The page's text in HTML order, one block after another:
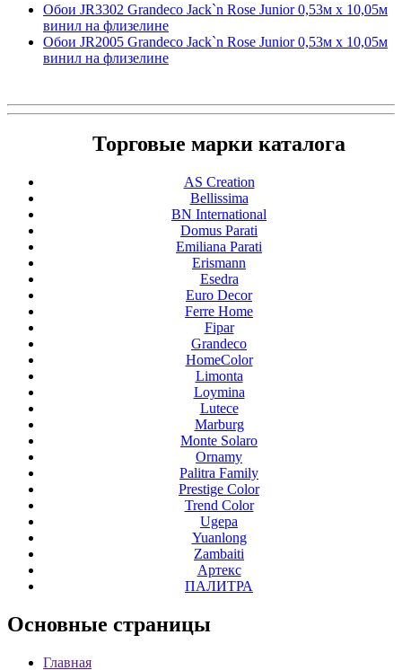
Обои JR3302 Grandeco Jack`n Rose Junior 0,53м x 10,05м
винил на флизелине
Обои JR2005 Grandeco Jack`n Rose Junior 0,53м x 10,05м
винил на флизелине
Торговые марки каталога
AS Creation
Bellissima
BN International
Domus Parati
Emiliana Parati
Erismann
Esedra
Euro Decor
Ferre Home
Fipar
Grandeco
HomeColor
Limonta
Loymina
Lutece
Marburg
Monte Solaro
Ornamy
Palitra Family
Prestige Color
Trend Color
Ugepa
Yuanlong
Zambaiti
Артекс
ПАЛИТРА
Основные страницы
Главная